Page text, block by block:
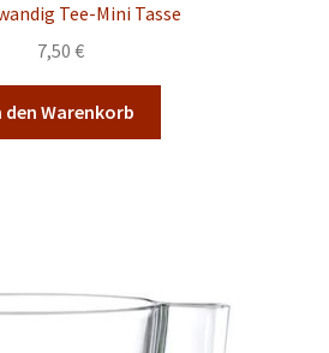
Tee-Mini Tasse
7,50 €
den Warenkorb